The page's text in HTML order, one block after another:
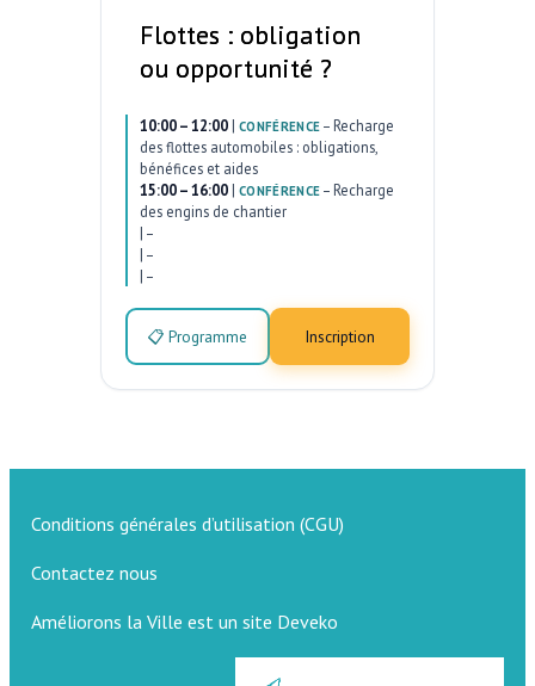
Flottes : obligation
ou opportunité ?
10:00 – 12:00 | CONFÉRENCE – Recharge
des flottes automobiles : obligations,
bénéfices et aides
15:00 – 16:00 | CONFÉRENCE – Recharge
des engins de chantier
| –
| –
| –
📋 Programme Inscription
Conditions générales d’utilisation (CGU)
Contactez nous
Améliorons la Ville est un site Deveko